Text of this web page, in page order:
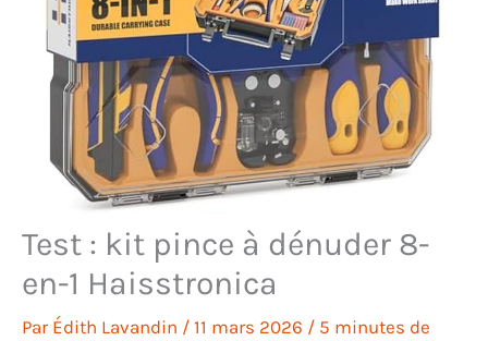
Test : kit pince à dénuder 8-
en-1 Haisstronica
Par Édith Lavandin / 11 mars 2026 / 5 minutes de